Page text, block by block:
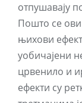
отпушавају
Пошто се
њихови
уобичајени
црвенило и
ефекти су